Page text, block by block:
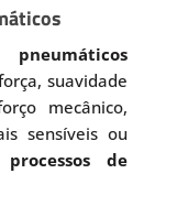
suavidade
mecânico,
sensíveis ou
de